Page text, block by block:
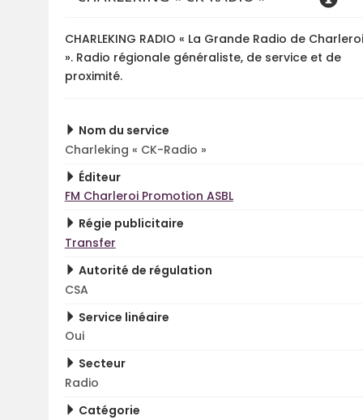
CHARLEKING RADIO « La Grande Radio de Charleroi
». Radio régionale généraliste, de service et de
proximité.
Nom du service
Charleking « CK-Radio »
Éditeur
FM Charleroi Promotion ASBL
Régie publicitaire
Transfer
Autorité de régulation
CSA
Service linéaire
Oui
Secteur
Radio
Catégorie